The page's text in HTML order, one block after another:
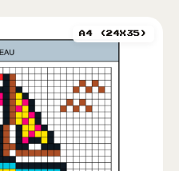
A4 (24X35)